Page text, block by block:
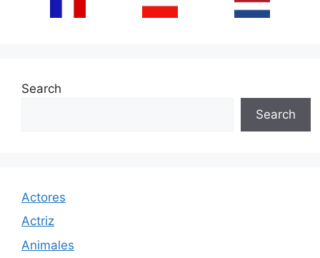
Search
Search
Actores
Actriz
Animales